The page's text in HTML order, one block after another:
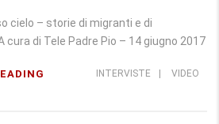
cielo – storie di migranti e di
cura di Tele Padre Pio – 14 giugno 2017
INTERVISTE VIDEO